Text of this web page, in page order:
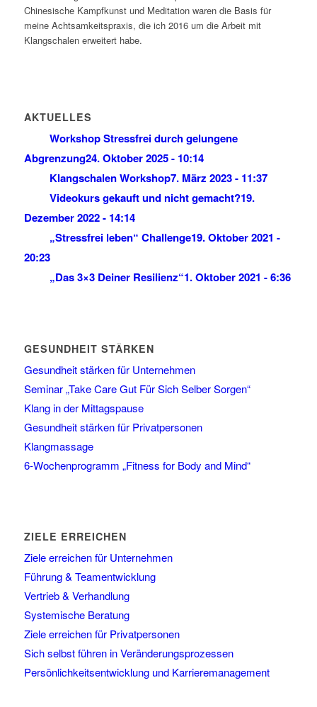
Chinesische Kampfkunst und Meditation waren die Basis für
meine Achtsamkeitspraxis, die ich 2016 um die Arbeit mit
Klangschalen erweitert habe.
AKTUELLES
Workshop Stressfrei durch gelungene
Abgrenzung24. Oktober 2025 - 10:14
Klangschalen Workshop7. März 2023 - 11:37
Videokurs gekauft und nicht gemacht?19.
Dezember 2022 - 14:14
„Stressfrei leben“ Challenge19. Oktober 2021 -
20:23
„Das 3×3 Deiner Resilienz“1. Oktober 2021 - 6:36
GESUNDHEIT STÄRKEN
Gesundheit stärken für Unternehmen
Seminar „Take Care Gut Für Sich Selber Sorgen“
Klang in der Mittagspause
Gesundheit stärken für Privatpersonen
Klangmassage
6-Wochenprogramm „Fitness for Body and Mind“
ZIELE ERREICHEN
Ziele erreichen für Unternehmen
Führung & Teamentwicklung
Vertrieb & Verhandlung
Systemische Beratung
Ziele erreichen für Privatpersonen
Sich selbst führen in Veränderungsprozessen
Persönlichkeitsentwicklung und Karrieremanagement